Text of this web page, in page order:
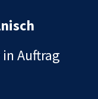
Auftrag